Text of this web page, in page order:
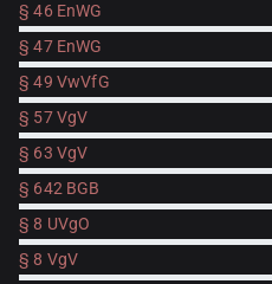
§ 46 EnWG
§ 47 EnWG
§ 49 VwVfG
§ 57 VgV
§ 63 VgV
§ 642 BGB
§ 8 UVgO
§ 8 VgV